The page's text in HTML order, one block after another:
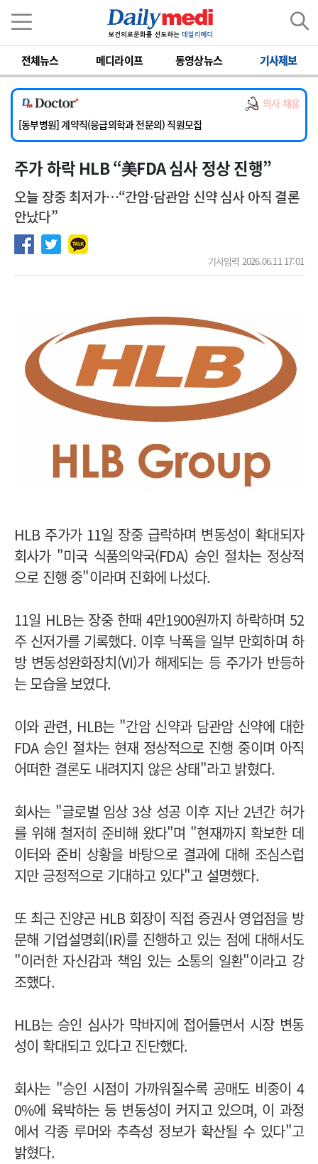
전체뉴스 메디라이프 동영상뉴스 기사제보
의사 채용
[서울아산병원] 2026년 하반기 인턴 모집
[영남대학교의료원] 마취통증의학과 임기제 임상의사 채용
[충남대학교병원] 소아청소년과(소아응급전담) 계약직 의사 공개채용
[동부병원] 계약직(응급의학과 전문의) 직원모집
[이대목동병원] 하반기 전공의(레지던트1년차) 모집
[서울아산병원] 2026년 하반기 인턴 모집
주가 하락 HLB “美FDA 심사 정상 진행”
오늘 장중 최저가…“간암·담관암 신약 심사 아직 결론
안났다”
기사입력 2026.06.11 17:01
HLB 주가가 11일 장중 급락하며 변동성이 확대되자
회사가 "미국 식품의약국(FDA) 승인 절차는 정상적
으로 진행 중"이라며 진화에 나섰다.
11일 HLB는 장중 한때 4만1900원까지 하락하며 52
주 신저가를 기록했다. 이후 낙폭을 일부 만회하며 하
방 변동성완화장치(VI)가 해제되는 등 주가가 반등하
는 모습을 보였다.
이와 관련, HLB는 "간암 신약과 담관암 신약에 대한
FDA 승인 절차는 현재 정상적으로 진행 중이며 아직
어떠한 결론도 내려지지 않은 상태"라고 밝혔다.
회사는 "글로벌 임상 3상 성공 이후 지난 2년간 허가
를 위해 철저히 준비해 왔다"며 "현재까지 확보한 데
이터와 준비 상황을 바탕으로 결과에 대해 조심스럽
지만 긍정적으로 기대하고 있다"고 설명했다.
또 최근 진양곤 HLB 회장이 직접 증권사 영업점을 방
문해 기업설명회(IR)를 진행하고 있는 점에 대해서도
"이러한 자신감과 책임 있는 소통의 일환"이라고 강
조했다.
HLB는 승인 심사가 막바지에 접어들면서 시장 변동
성이 확대되고 있다고 진단했다.
회사는 "승인 시점이 가까워질수록 공매도 비중이 4
0%에 육박하는 등 변동성이 커지고 있으며, 이 과정
에서 각종 루머와 추측성 정보가 확산될 수 있다"고
밝혔다.